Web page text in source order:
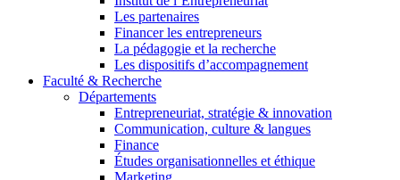
Les partenaires
Financer les entrepreneurs
La pédagogie et la recherche
Les dispositifs d’accompagnement
Faculté & Recherche
Départements
Entrepreneuriat, stratégie & innovation
Communication, culture & langues
Finance
Études organisationnelles et éthique
Marketing